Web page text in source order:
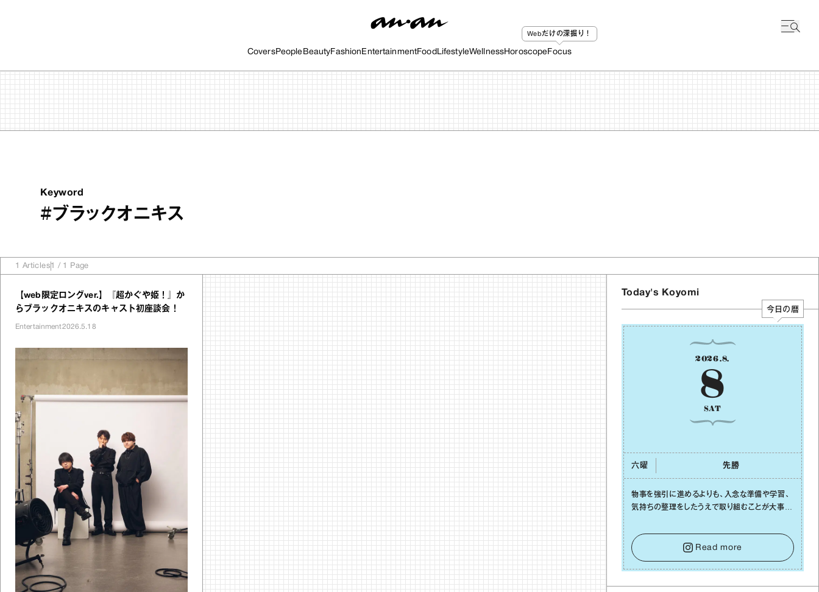
CoversPeople BeautyFashion EntertainmentFood LifestyleWellnessHoroscope
Webだけの深掘り！
Focus
Keyword
#ブラックオニキス
1 Articles1 / 1 Page
【web限定ロングver.】『超かぐや姫！』か
らブラックオニキスのキャスト初座談会！
Entertainment2026.5.18
Today's Koyomi
今日の暦
2026.8.
8
SAT
六曜 先勝
物事を強引に進めるよりも、⼊念な準備や学習、
気持ちの整理をしたうえで取り組むことが⼤事な
も焦らないで。意思を伝える⼯夫をしたり、あなた
⾃⾝や疲れていそうな⼈をいたわることに時間
を使いましょう。ここでしっかりとエネルギーを蓄
え、困難を乗り越える⼒に変えましょう。
Read more